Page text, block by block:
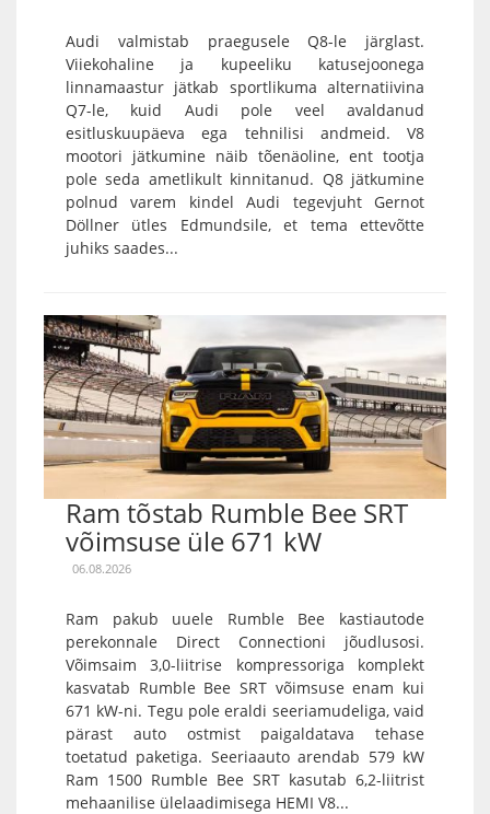
Audi valmistab praegusele Q8-le järglast.
Viiekohaline ja kupeeliku katusejoonega
linnamaastur jätkab sportlikuma alternatiivina
Q7-le, kuid Audi pole veel avaldanud
esitluskuupäeva ega tehnilisi andmeid. V8
mootori jätkumine näib tõenäoline, ent tootja
pole seda ametlikult kinnitanud. Q8 jätkumine
polnud varem kindel Audi tegevjuht Gernot
Döllner ütles Edmundsile, et tema ettevõtte
juhiks saades...
Ram tõstab Rumble Bee SRT
võimsuse üle 671 kW
06.08.2026
Ram pakub uuele Rumble Bee kastiautode
perekonnale Direct Connectioni jõudlusosi.
Võimsaim 3,0-liitrise kompressoriga komplekt
kasvatab Rumble Bee SRT võimsuse enam kui
671 kW-ni. Tegu pole eraldi seeriamudeliga, vaid
pärast auto ostmist paigaldatava tehase
toetatud paketiga. Seeriaauto arendab 579 kW
Ram 1500 Rumble Bee SRT kasutab 6,2-liitrist
mehaanilise ülelaadimisega HEMI V8...